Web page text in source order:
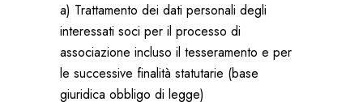
a) Trattamento dei dati personali degli
interessati soci per il processo di
associazione incluso il tesseramento e per
le successive finalità statutarie (base
giuridica obbligo di legge)